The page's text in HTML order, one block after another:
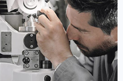
的高级技师之一
Nanjing Longines Maintain center
 上海浪琴保养